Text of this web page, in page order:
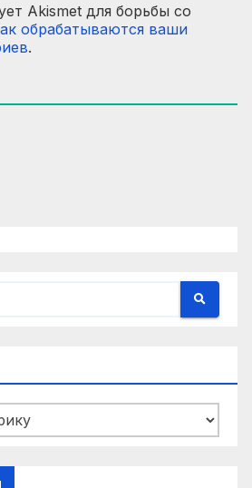
Akismet для борьбы со
обрабатываются ваши
.